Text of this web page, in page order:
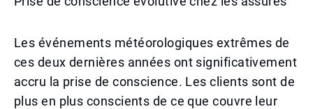
Les événements météorologiques extrêmes de
ces deux dernières années ont significativement
accru la prise de conscience. Les clients sont de
plus en plus conscients de ce que couvre leur